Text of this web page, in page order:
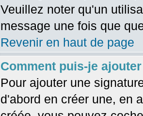
Veuillez noter qu'un
message une fois que
Revenir en haut de page
Comment puis-je
Pour ajouter une
d'abord en créer une, en